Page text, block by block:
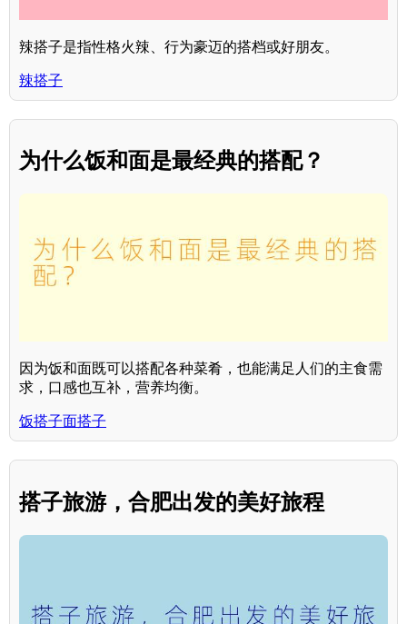
辣搭子是指性格火辣、行为豪迈的搭档或好朋友。
辣搭子
为什么饭和面是最经典的搭配？
因为饭和面既可以搭配各种菜肴，也能满足人们的主食需
求，口感也互补，营养均衡。
饭搭子面搭子
搭子旅游，合肥出发的美好旅程